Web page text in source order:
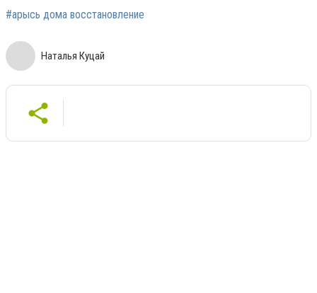
#арысь дома восстановление
Наталья Куцай